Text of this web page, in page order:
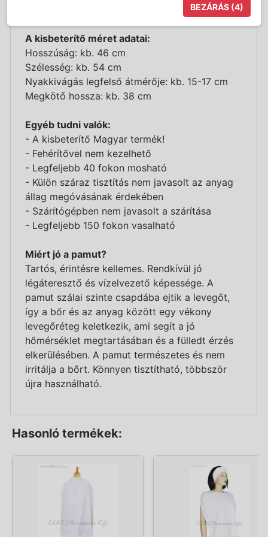
A kisbeterítő méret adatai:
Hosszúság: kb. 46 cm
Szélesség: kb. 54 cm
Nyakkivágás legfelső átmérője: kb. 15-17 cm
Megkötő hossza: kb. 38 cm
Egyéb tudni valók:
- A kisbeterítő Magyar termék!
- Fehérítővel nem kezelhető
- Legfeljebb 40 fokon mosható
- Külön száraz tisztítás nem javasolt az anyag
állag megóvásának érdekében
- Szárítógépben nem javasolt a szárítása
- Legfeljebb 150 fokon vasalható
Miért jó a pamut?
Tartós, érintésre kellemes. Rendkívül jó
légáteresztő és vízelvezető képessége. A
pamut szálai szinte csapdába ejtik a levegőt,
így a bőr és az anyag között egy vékony
levegőréteg keletkezik, ami segít a jó
hőmérséklet megtartásában és a fülledt érzés
elkerülésében. A pamut természetes és nem
irritálja a bőrt. Könnyen tisztítható, többször
újra használható.
Hasonló termékek:
BEZÁRÁS (4)